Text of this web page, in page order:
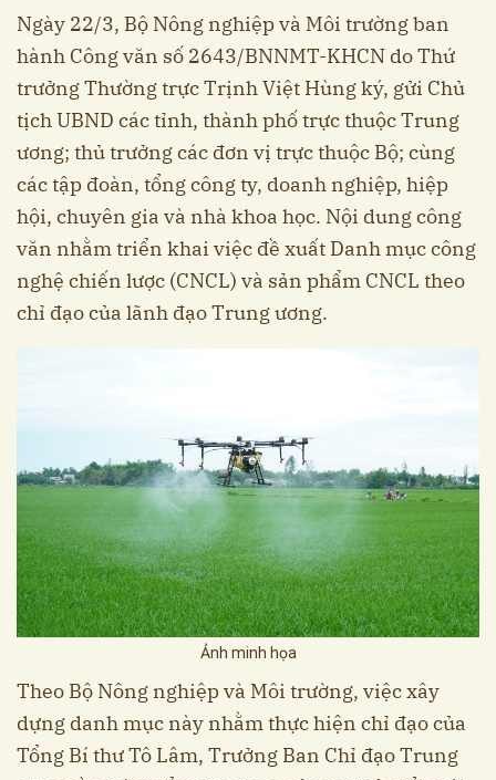
Ngày 22/3, Bộ Nông nghiệp và Môi trường ban
hành Công văn số 2643/BNNMT-KHCN do Thứ
trưởng Thường trực Trịnh Việt Hùng ký, gửi Chủ
tịch UBND các tỉnh, thành phố trực thuộc Trung
ương; thủ trưởng các đơn vị trực thuộc Bộ; cùng
các tập đoàn, tổng công ty, doanh nghiệp, hiệp
hội, chuyên gia và nhà khoa học. Nội dung công
văn nhằm triển khai việc đề xuất Danh mục công
nghệ chiến lược (CNCL) và sản phẩm CNCL theo
chỉ đạo của lãnh đạo Trung ương.
Ảnh minh họa
Theo Bộ Nông nghiệp và Môi trường, việc xây
dựng danh mục này nhằm thực hiện chỉ đạo của
Tổng Bí thư Tô Lâm, Trưởng Ban Chỉ đạo Trung